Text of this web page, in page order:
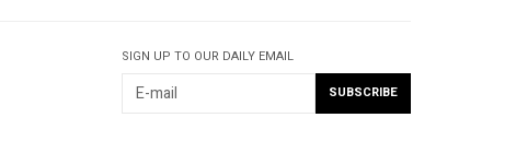
SIGN UP TO OUR DAILY EMAIL